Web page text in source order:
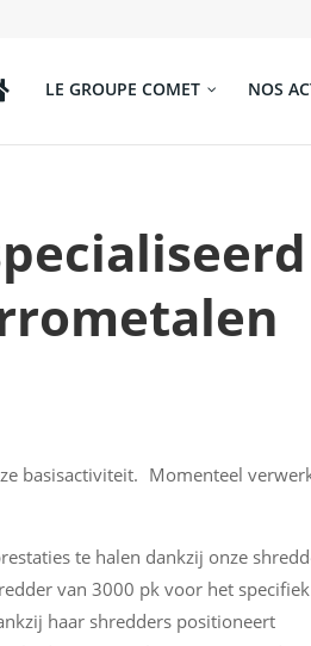
LE GROUPE COMET NOS
basisactiviteit. Momenteel
te halen dankzij onze
van 3000 pk voor het specifiek
haar shredders positioneert